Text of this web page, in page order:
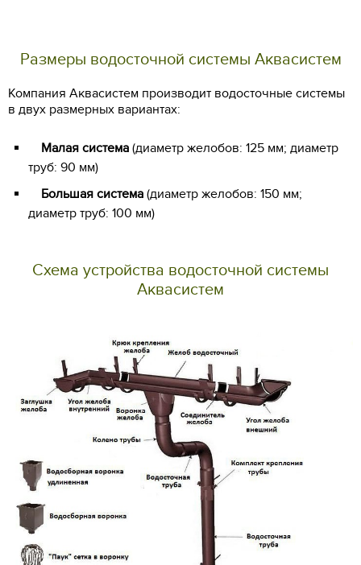
Размеры водосточной системы Аквасистем
Компания Aквасистем производит водосточные системы
в двух размерных вариантах:
Малая система (диаметр желобов: 125 мм; диаметр
труб: 90 мм)
Большая система (диаметр желобов: 150 мм;
диаметр труб: 100 мм)
Схема устройства водосточной системы
Аквасистем